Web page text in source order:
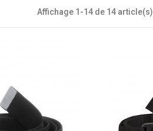
Affichage 1-14 de 14 article(s)